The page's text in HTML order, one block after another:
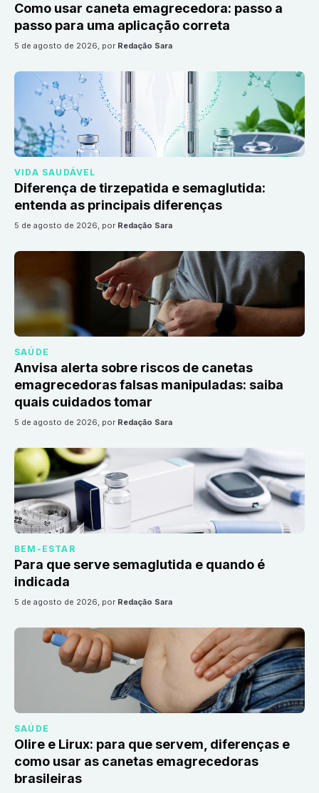
Como usar caneta emagrecedora: passo a
passo para uma aplicação correta
5 de agosto de 2026, por Redação Sara
VIDA SAUDÁVEL
Diferença de tirzepatida e semaglutida:
entenda as principais diferenças
5 de agosto de 2026, por Redação Sara
SAÚDE
Anvisa alerta sobre riscos de canetas
emagrecedoras falsas manipuladas: saiba
quais cuidados tomar
5 de agosto de 2026, por Redação Sara
BEM-ESTAR
Para que serve semaglutida e quando é
indicada
5 de agosto de 2026, por Redação Sara
SAÚDE
Olire e Lirux: para que servem, diferenças e
como usar as canetas emagrecedoras
brasileiras